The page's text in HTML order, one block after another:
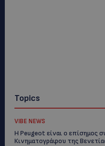
Topics
VIBE NEWS
Η Peugeot είναι ο επίσημος
Κινηματογράφου της